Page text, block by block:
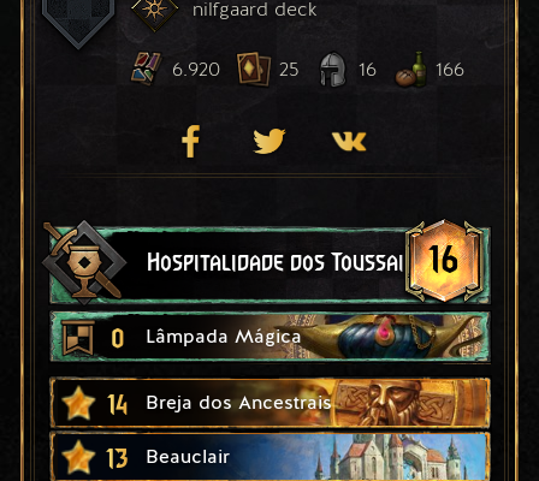
nilfgaard deck
6.920 25 16 166
Hospitalidade dos Toussaintistas
16
0 Lâmpada Mágica
14 Breja dos Ancestrais
13 Beauclair